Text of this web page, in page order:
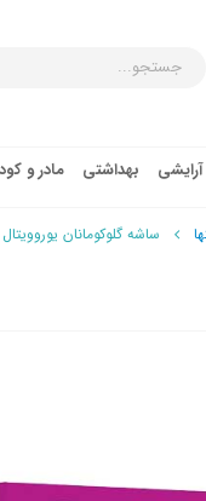
آرایشی بهداشتی مادر و
ساشه گلوکومانان یوروویتال 30